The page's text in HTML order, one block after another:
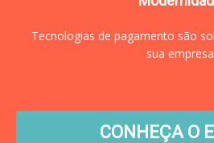
Tecnologias de pagamento são
sua empresa
CONHEÇA O